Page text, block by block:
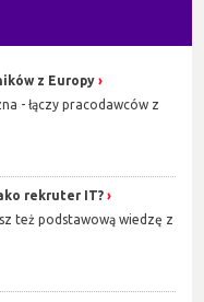
z Europy
- łączy pracodawców z
rekruter IT?
też podstawową wiedzę z